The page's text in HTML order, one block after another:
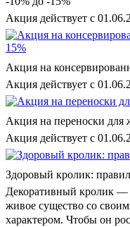
Акция действует с
Акция на
Акция действует с
Акция на переноски
Акция действует с
Здоровый кролик:
Декоративный кролик —
живое существо со
характером. Чтобы он